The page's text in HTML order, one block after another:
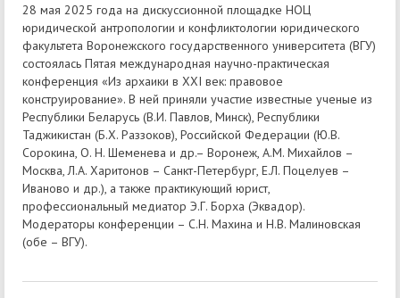
28 мая 2025 года на дискуссионной площадке НОЦ
юридической антропологии и конфликтологии юридического
факультета Воронежского государственного университета (ВГУ)
состоялась Пятая международная научно-практическая
конференция «Из архаики в XXI век: правовое
конструирование». В ней приняли участие известные ученые из
Республики Беларусь (В.И. Павлов, Минск), Республики
Таджикистан (Б.Х. Раззоков), Российской Федерации (Ю.В.
Сорокина, О. Н. Шеменева и др.– Воронеж, А.М. Михайлов –
Москва, Л.А. Харитонов – Санкт-Петербург, Е.Л. Поцелуев –
Иваново и др.), а также практикующий юрист,
профессиональный медиатор Э.Г. Борха (Эквадор).
Модераторы конференции – С.Н. Махина и Н.В. Малиновская
(обе – ВГУ).